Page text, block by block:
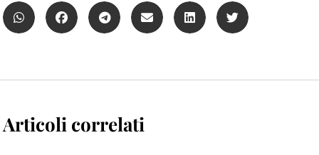
Articoli correlati